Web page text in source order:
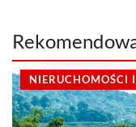
NIERUCHOMOŚCI